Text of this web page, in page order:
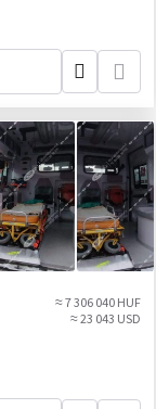
≈ 7 306 040 HUF
≈ 23 043 USD